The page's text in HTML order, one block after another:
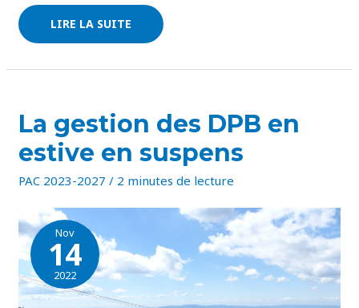
LIRE LA SUITE
La gestion des DPB en
estive en suspens
PAC 2023-2027 / 2 minutes de lecture
Nov
14
2022
GESTION
DES
DPB
EN
EN